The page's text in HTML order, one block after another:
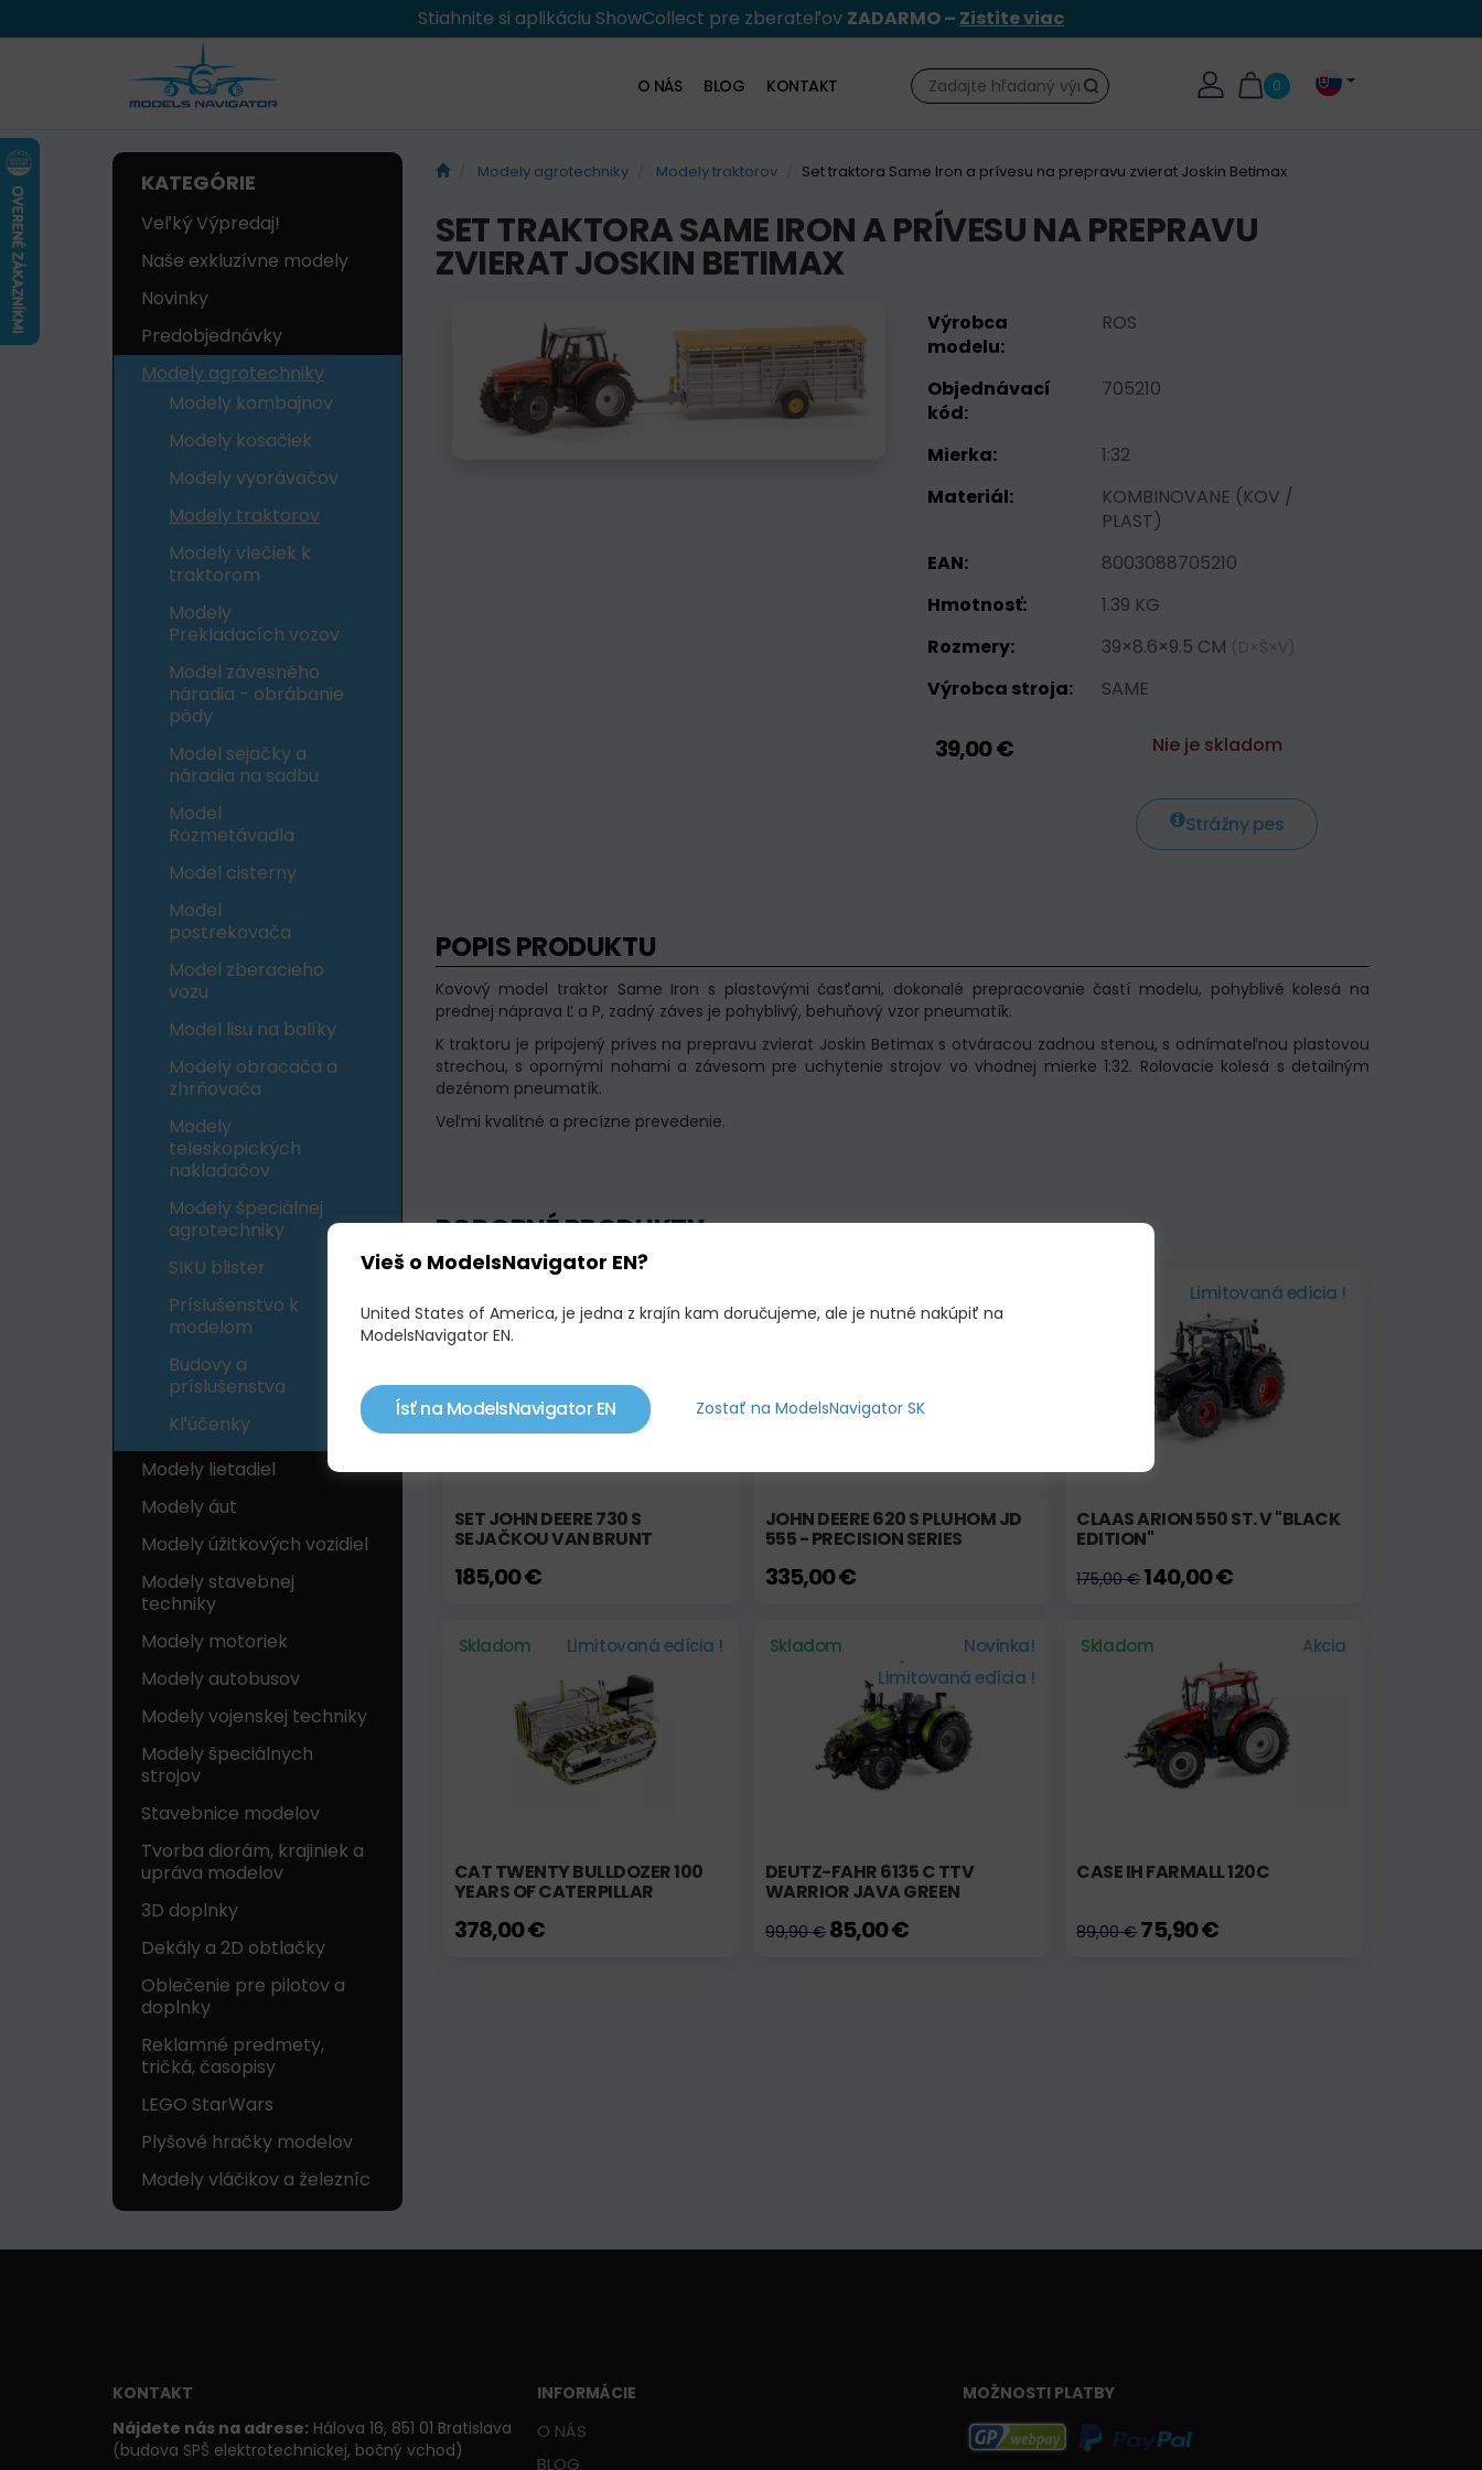
Stiahnite si aplikáciu ShowCollect pre zberateľov ZADARMO – Zistite viac
0
Hľadať
O NÁS BLOG KONTAKT
KATEGÓRIE
Veľký Výpredaj!
Naše exkluzívne modely
Novinky
Predobjednávky
Modely agrotechniky
Modely kombajnov
Modely kosačiek
Modely vyorávačov
Modely traktorov
Modely vlečiek k
traktorom
Modely
Prekladacích vozov
Model závesného
náradia - obrábanie
pôdy
Model sejačky a
náradia na sadbu
Model
Rozmetávadla
Model cisterny
Model
postrekovača
Model zberacieho
vozu
Model lisu na balíky
Modely obracača a
zhrňovača
Modely
teleskopických
nakladačov
Modely špeciálnej
agrotechniky
SIKU blister
Príslušenstvo k
modelom
Budovy a
príslušenstva
Kľúčenky
Modely lietadiel
Modely áut
Modely úžitkových vozidiel
Modely stavebnej
techniky
Modely motoriek
Modely autobusov
Modely vojenskej techniky
Modely špeciálnych
strojov
Stavebnice modelov
Tvorba diorám, krajiniek a
upráva modelov
3D doplnky
Dekály a 2D obtlačky
Oblečenie pre pilotov a
doplnky
Reklamné predmety,
tričká, časopisy
LEGO StarWars
Plyšové hračky modelov
Modely vláčikov a železníc
Modely agrotechniky Modely traktorov Set traktora Same Iron a prívesu na prepravu zvierat Joskin Betimax
SET TRAKTORA SAME IRON A PRÍVESU NA PREPRAVU
ZVIERAT JOSKIN BETIMAX
Výrobca
modelu:
ROS
Objednávací
kód:
705210
Mierka:
1:32
Materiál:
KOMBINOVANE (KOV /
PLAST)
EAN:
8003088705210
Hmotnosť:
1.39 KG
Rozmery:
39×8.6×9.5 CM (D×Š×V)
Výrobca stroja: SAME
39,00 € Nie je skladom
Strážny pes
POPIS PRODUKTU
Kovový model traktor Same Iron s plastovými časťami, dokonalé prepracovanie častí modelu, pohyblivé kolesá na
prednej náprava Ľ a P, zadný záves je pohyblivý, behuňový vzor pneumatík.
K traktoru je pripojený príves na prepravu zvierat Joskin Betimax s otváracou zadnou stenou, s odnímateľnou plastovou
strechou, s opornými nohami a závesom pre uchytenie strojov vo vhodnej mierke 1:32. Rolovacie kolesá s detailným
dezénom pneumatík.
Veľmi kvalitné a precízne prevedenie.
PODOBNÉ PRODUKTY
SET JOHN DEERE 730 S
SEJAČKOU VAN BRUNT
185,00 €
JOHN DEERE 620 S PLUHOM JD
555 - PRECISION SERIES
335,00 €
Limitovaná edícia !
CLAAS ARION 550 ST. V "BLACK
EDITION"
175,00 €140,00 €
Skladom Limitovaná edícia !
CAT TWENTY BULLDOZER 100
YEARS OF CATERPILLAR
378,00 €
Skladom
Novinka!
Limitovaná edícia !
DEUTZ-FAHR 6135 C TTV
WARRIOR JAVA GREEN
99,90 €85,00 €
Skladom Akcia
CASE IH FARMALL 120C
89,00 €75,90 €
KONTAKT
Nájdete nás na adrese: Hálova 16, 851 01 Bratislava
(budova SPŠ elektrotechnickej, bočný vchod)
INFORMÁCIE
O NÁS
BLOG
MOŽNOSTI PLATBY
Vieš o ModelsNavigator EN?
United States of America, je jedna z krajín kam doručujeme, ale je nutné nakúpiť na
ModelsNavigator EN.
Ísť na ModelsNavigator EN Zostať na ModelsNavigator SK